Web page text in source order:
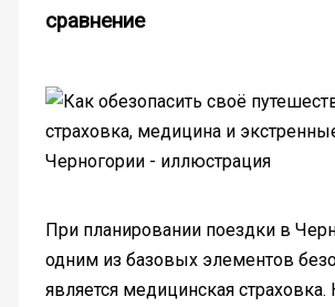
сравнение
При планировании поездки в
одним из базовых элементов
является медицинская